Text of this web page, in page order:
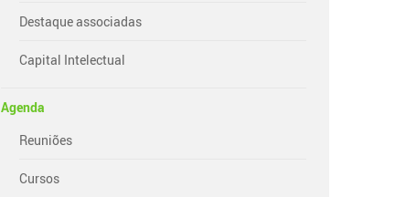
Destaque associadas
Capital Intelectual
Agenda
Reuniões
Cursos